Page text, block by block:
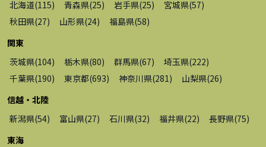
北海道(115) 青森県(25) 岩手県(25) 宮城県(57)
秋田県(27) 山形県(24) 福島県(58)
関東
茨城県(104) 栃木県(80) 群馬県(67) 埼玉県(222)
千葉県(190) 東京都(693) 神奈川県(281) 山梨県(26)
信越・北陸
新潟県(54) 富山県(27) 石川県(32) 福井県(22) 長野県(75)
東海